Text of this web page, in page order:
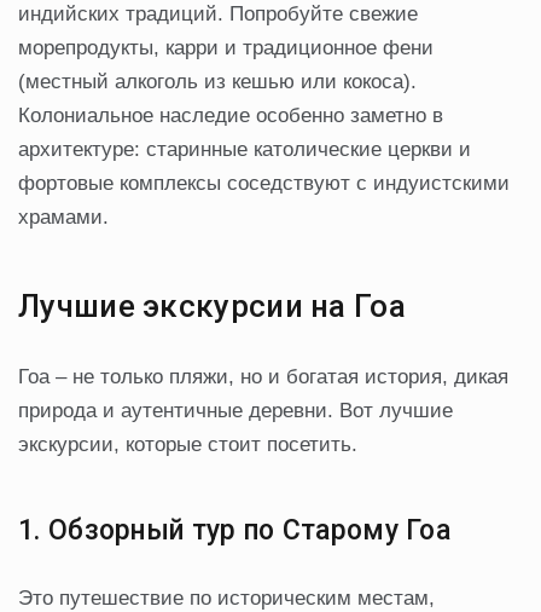
индийских традиций. Попробуйте свежие
морепродукты, карри и традиционное фени
(местный алкоголь из кешью или кокоса).
Колониальное наследие особенно заметно в
архитектуре: старинные католические церкви и
фортовые комплексы соседствуют с индуистскими
храмами.
Лучшие экскурсии на Гоа
Гоа – не только пляжи, но и богатая история, дикая
природа и аутентичные деревни. Вот лучшие
экскурсии, которые стоит посетить.
1. Обзорный тур по Старому Гоа
Это путешествие по историческим местам,